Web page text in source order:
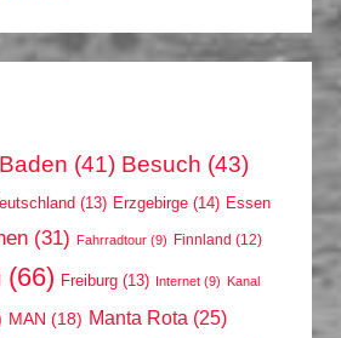
Baden (41) Besuch (43)
(13) Erzgebirge (14) Essen
(31) Fahrradtour (9) Finnland (12)
(66) Freiburg (13) Internet (9) Kanal
MAN (18) Manta Rota (25)